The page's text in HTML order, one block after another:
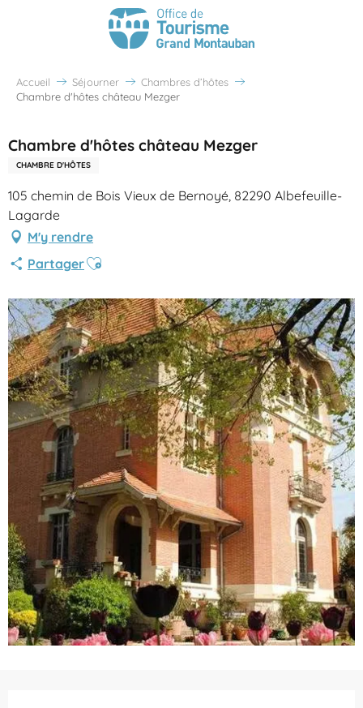
Accueil Séjourner
Chambres d’hôtes
Chambre d'hôtes château Mezger
Chambre d'hôtes château Mezger
CHAMBRE D'HÔTES
105 chemin de Bois Vieux de Bernoyé, 82290 Albefeuille-
Lagarde
M'y rendre
PartagerAjouter aux favoris